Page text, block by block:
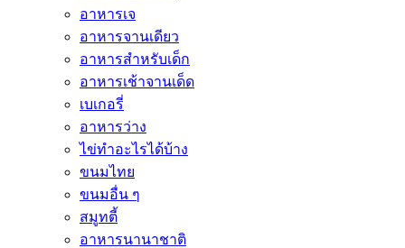
อาหารเจ
อาหารจานเดียว
อาหารสำหรับเด็ก
อาหารเช้าจานเด็ด
เบเกอรี่
อาหารว่าง
ไข่ทำอะไรได้บ้าง
ขนมไทย
ขนมอื่น ๆ
สมูทตี้
อาหารนานาชาติ